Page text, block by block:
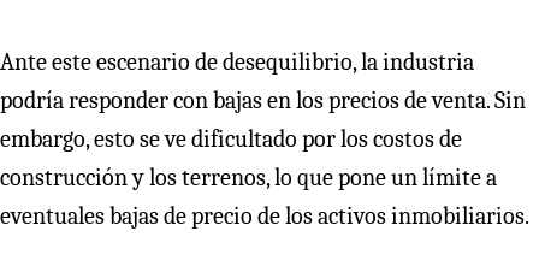
Ante este escenario de desequilibrio, la industria
podría responder con bajas en los precios de venta. Sin
embargo, esto se ve dificultado por los costos de
construcción y los terrenos, lo que pone un límite a
eventuales bajas de precio de los activos inmobiliarios.